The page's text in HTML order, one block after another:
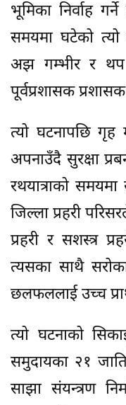
भूमिका निर्वाह
समयमा घटेको त्यो
अझ गम्भीर र थप
पूर्वप्रशासक
त्यो घटनापछि गृह
अपनाउँदै सुरक्षा
रथयात्राको समयमा
जिल्ला प्रहरी
प्रहरी र सशस्त्र
त्यसका साथै
छलफललाई उच्च
त्यो घटनाको
समुदायका २१
साझा संयन्त्रण